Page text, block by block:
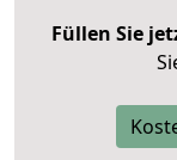
Füllen Sie